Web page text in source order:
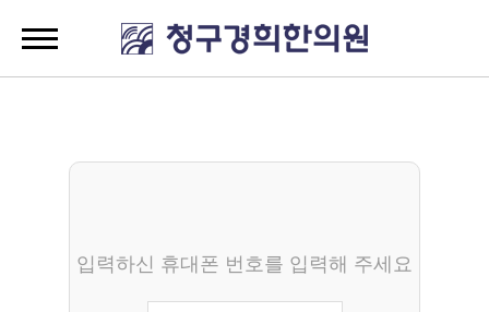
입력하신 휴대폰 번호를 입력해 주세요